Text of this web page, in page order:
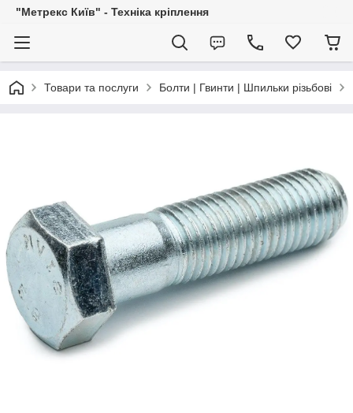
"Метрекс Київ" - Техніка кріплення
Товари та послуги Болти | Гвинти | Шпильки різьбові